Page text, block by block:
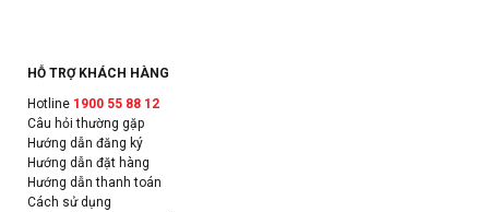
HỖ TRỢ KHÁCH HÀNG
Hotline 1900 55 88 12
Câu hỏi thường gặp
Hướng dẫn đăng ký
Hướng dẫn đặt hàng
Hướng dẫn thanh toán
Cách sử dụng